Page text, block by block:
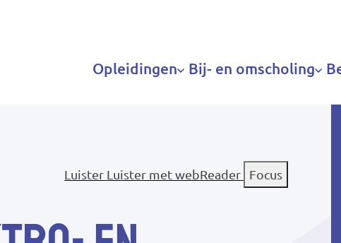
Hoofdnavigatie
Opleidingen Bij- en omscholing
Luister Luister met webReader Focus